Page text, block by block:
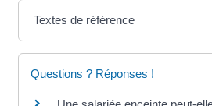
Textes de référence
Questions ? Réponses !